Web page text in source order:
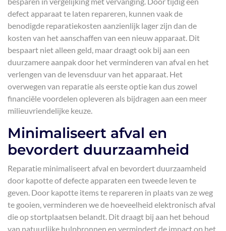
defect apparaat te laten repareren, kunnen vaak de
benodigde reparatiekosten aanzienlijk lager zijn dan de
kosten van het aanschaffen van een nieuw apparaat. Dit
bespaart niet alleen geld, maar draagt ook bij aan een
duurzamere aanpak door het verminderen van afval en het
verlengen van de levensduur van het apparaat. Het
overwegen van reparatie als eerste optie kan dus zowel
financiële voordelen opleveren als bijdragen aan een meer
milieuvriendelijke keuze.
Minimaliseert afval en
bevordert duurzaamheid
Reparatie minimaliseert afval en bevordert duurzaamheid
door kapotte of defecte apparaten een tweede leven te
geven. Door kapotte items te repareren in plaats van ze weg
te gooien, verminderen we de hoeveelheid elektronisch afval
die op stortplaatsen belandt. Dit draagt bij aan het behoud
van natuurlijke hulpbronnen en vermindert de impact op het